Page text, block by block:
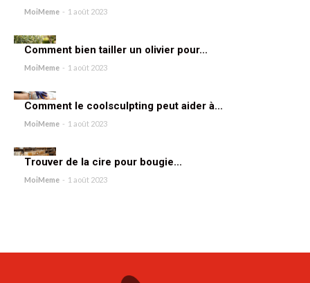
MoiMeme - 1 août 2023
Comment bien tailler un olivier pour...
MoiMeme - 1 août 2023
Comment le coolsculpting peut aider à...
MoiMeme - 1 août 2023
Trouver de la cire pour bougie...
MoiMeme - 1 août 2023